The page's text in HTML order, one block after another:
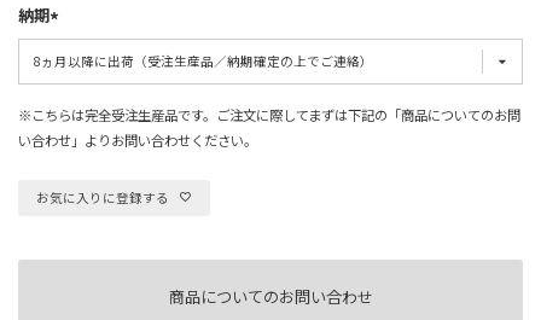
納期
※こちらは完全受注生産品です。ご注文に際してまずは下記の「商品についてのお問
い合わせ」よりお問い合わせください。
お気に入りに登録する
商品についてのお問い合わせ